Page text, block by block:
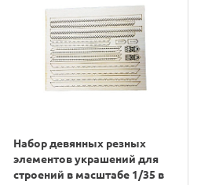
Набор девянных резных
элементов украшений для
строений в масштабе 1/35 в